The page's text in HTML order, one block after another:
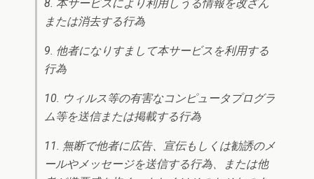
8. 本サービスにより利用しうる情報を改ざん
または消去する行為
9. 他者になりすまして本サービスを利用する
行為
10. ウィルス等の有害なコンピュータプログラ
ム等を送信または掲載する行為
11. 無断で他者に広告、宣伝もしくは勧誘のメ
ールやメッセージを送信する行為、または他